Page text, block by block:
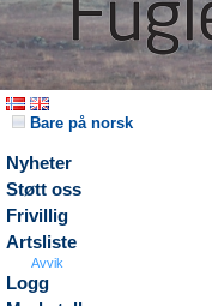
Bare på norsk
Nyheter
Støtt oss
Frivillig
Artsliste
Avvik
Logg